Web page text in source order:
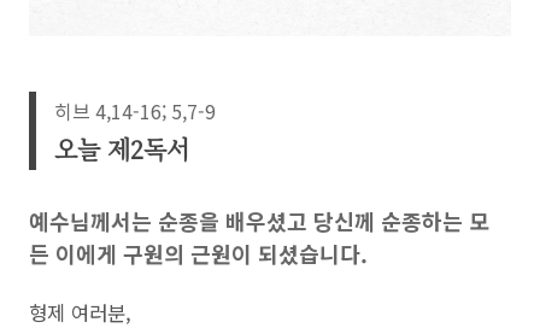
히브 4,14-16; 5,7-9
오늘 제2독서
예수님께서는 순종을 배우셨고 당신께 순종하는 모
든 이에게 구원의 근원이 되셨습니다.
형제 여러분,